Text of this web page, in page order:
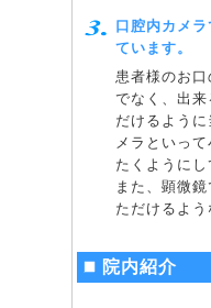
口腔内カメ
ています。
患者様のお
でなく、出
だけるよう
メラといっ
たくようにし
また、顕微
ただけるよう
院内紹介